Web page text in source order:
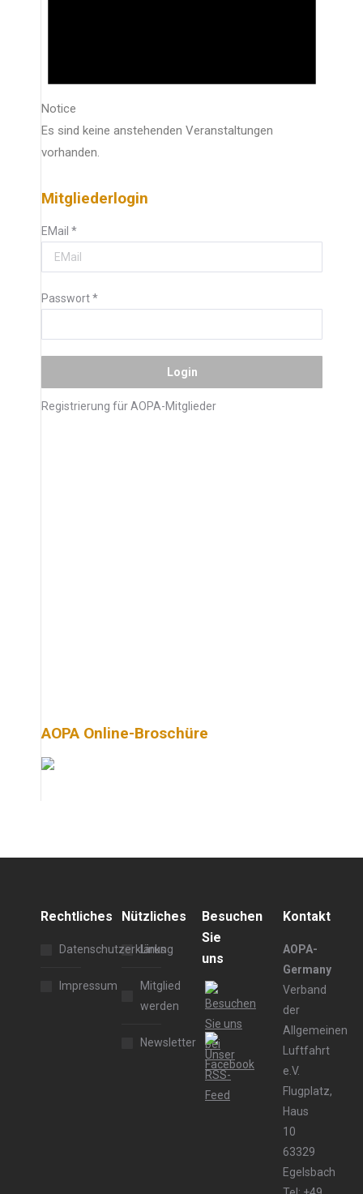
Notice
Es sind keine anstehenden Veranstaltungen
vorhanden.
Mitgliederlogin
EMail *
Passwort*
Registrierung für AOPA-Mitglieder
AOPA Online-Broschüre
Rechtliches
Datenschutzerklärung
Impressum
Nützliches
Links
Mitglied
werden
Newsletter
Besuchen
Sie
uns
Kontakt
AOPA-
Germany
Verband
der
Allgemeinen
Luftfahrt
e.V.
Flugplatz,
Haus
10
63329
Egelsbach